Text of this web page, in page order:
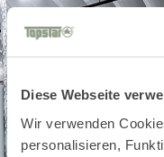
Diese Webseite
Wir verwenden
personalisieren,